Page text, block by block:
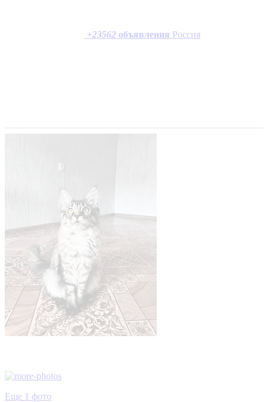
+23562 объявления Россия
Еще 1 фото